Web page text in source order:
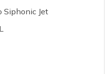
Siphonic Jet